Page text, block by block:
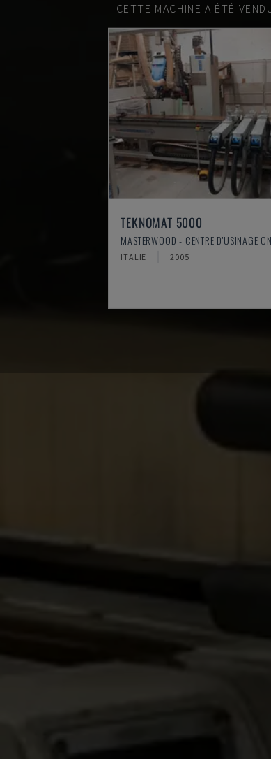
CETTE MACHINE A ÉTÉ
TEKNOMAT 5000
MASTERWOOD - CENTRE D'USINAGE
ITALIE 2005